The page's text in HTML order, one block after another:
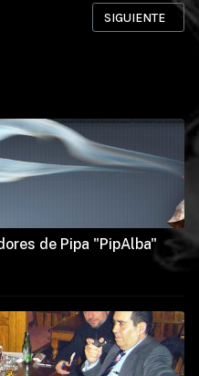
de Pipa "PipAlba"
LENTA PIPALBA 2019ARTÍCULO
SIGUIENTE